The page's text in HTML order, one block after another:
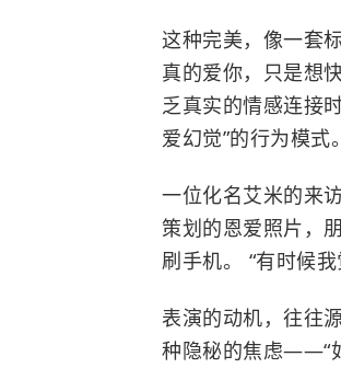
这种完美，像一套
真的爱你，只是想
乏真实的情感连接
爱幻觉”的行为模式。
一位化名艾米的来
策划的恩爱照片，
刷手机。 “有时候
表演的动机，往往
种隐秘的焦虑——“